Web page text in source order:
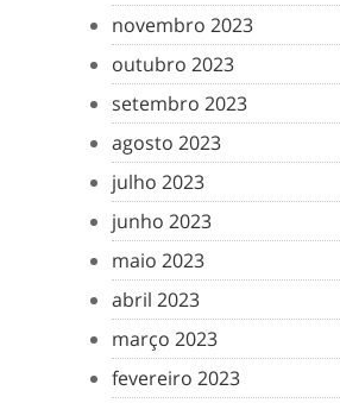
novembro 2023
outubro 2023
setembro 2023
agosto 2023
julho 2023
junho 2023
maio 2023
abril 2023
março 2023
fevereiro 2023